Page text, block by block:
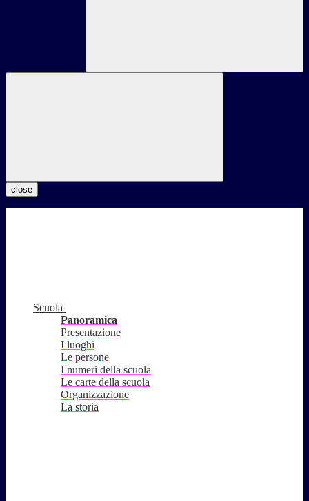
close
Scuola
Panoramica
Presentazione
I luoghi
Le persone
I numeri della scuola
Le carte della scuola
Organizzazione
La storia